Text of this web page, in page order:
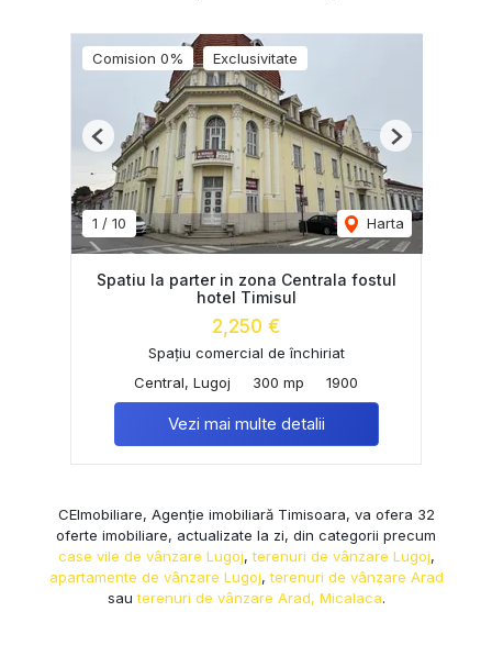
Comision 0% Exclusivitate
1 / 10 Harta
Previous Next
Spatiu la parter in zona Centrala fostul
hotel Timisul
2,250 €
Spațiu comercial de închiriat
Central, Lugoj
300 mp 1900
Vezi mai multe detalii
CEImobiliare, Agenție imobiliară Timisoara, va ofera 32
oferte imobiliare, actualizate la zi, din categorii precum
case vile de vânzare Lugoj,terenuri de vânzare Lugoj,
apartamente de vânzare Lugoj,terenuri de vânzare Arad
sauterenuri de vânzare Arad, Micalaca.